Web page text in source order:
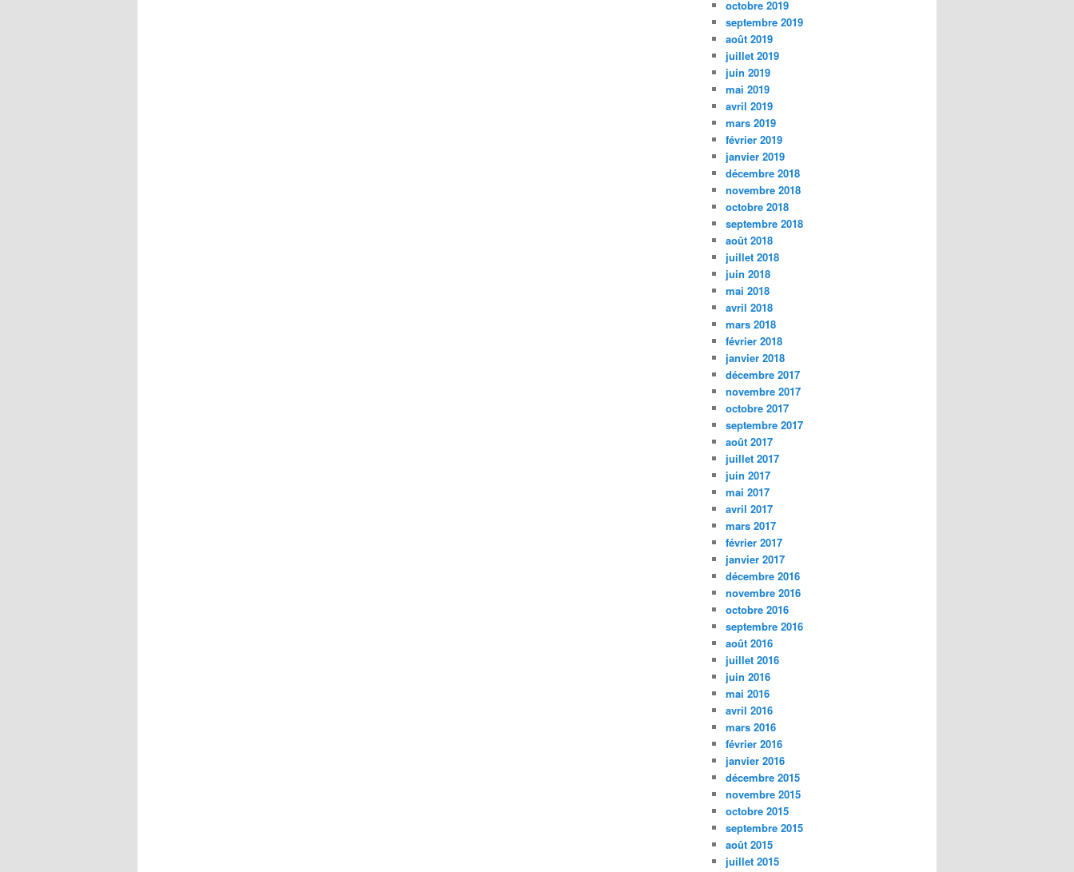
octobre 2019
septembre 2019
août 2019
juillet 2019
juin 2019
mai 2019
avril 2019
mars 2019
février 2019
janvier 2019
décembre 2018
novembre 2018
octobre 2018
septembre 2018
août 2018
juillet 2018
juin 2018
mai 2018
avril 2018
mars 2018
février 2018
janvier 2018
décembre 2017
novembre 2017
octobre 2017
septembre 2017
août 2017
juillet 2017
juin 2017
mai 2017
avril 2017
mars 2017
février 2017
janvier 2017
décembre 2016
novembre 2016
octobre 2016
septembre 2016
août 2016
juillet 2016
juin 2016
mai 2016
avril 2016
mars 2016
février 2016
janvier 2016
décembre 2015
novembre 2015
octobre 2015
septembre 2015
août 2015
juillet 2015